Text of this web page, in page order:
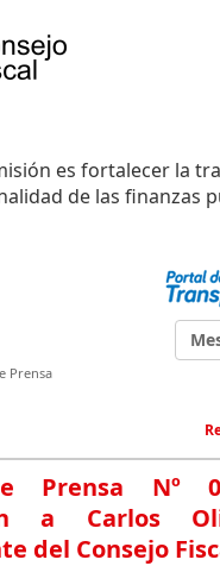
es fortalecer la
de las finanzas
Prensa
Prensa Nº
a Carlos
del Consejo